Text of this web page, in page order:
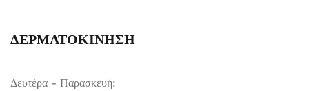
ΔΕΡΜΑΤΟΚΙΝΗΣΗ
Δευτέρα - Παρασκευή: